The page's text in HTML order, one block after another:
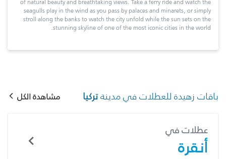
of natural beauty and breathtaking views. Take a ferry ride and watch the
seagulls play in the wind as you pass by palaces and minarets, or simply
stroll along the banks to watch the city unfold while the sun sets on the
stunning skyline of one of the most iconic cities in the world.
باقات زهيدة للعطلات في مدينةتركيا مشاهدة الكل
عطلات في
أنقرة